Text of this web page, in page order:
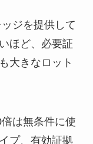
ジを提供して
ほど、必要証
大きなロット
は無条件に使
プ、有効証拠